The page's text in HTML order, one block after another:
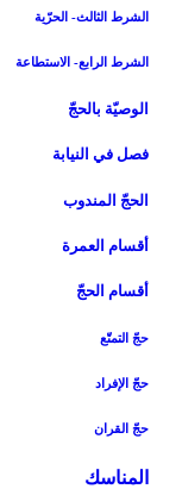
الشرط الثالث- الحرّية
الشرط الرابع- الاستطاعة
الوصيّة بالحجّ‏
فصل في النيابة
الحجّ المندوب‏
أقسام العمرة
أقسام الحجّ‏
حجّ التمتّع‏
حجّ الإفراد
حجّ القران‏
المناسك‏